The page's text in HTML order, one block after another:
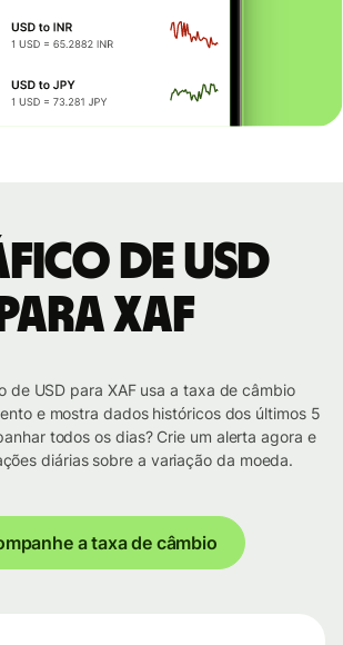
de USD
para XAF
de USD para XAF usa a taxa de câmbio
e mostra dados históricos dos últimos 5
todos os dias? Crie um alerta agora e
diárias sobre a variação da moeda.
a taxa de câmbio